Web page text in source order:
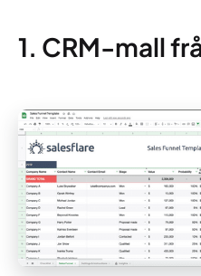
1. CRM-mall